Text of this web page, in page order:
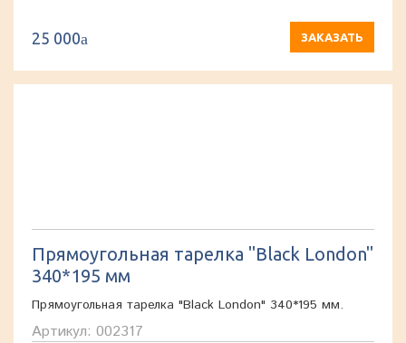
25 000a ЗАКАЗАТЬ
Прямоугольная тарелка "Black London"
340*195 мм
Прямоугольная тарелка "Black London" 340*195 мм.
Артикул: 002317